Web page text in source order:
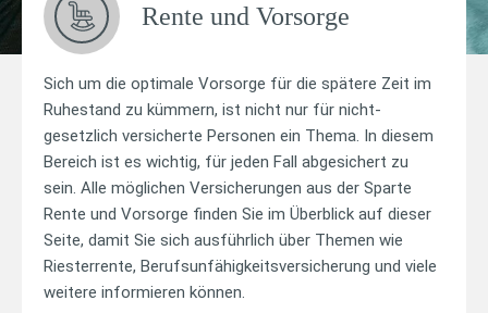
Rente und Vorsorge
Sich um die optimale Vorsorge für die spätere Zeit im
Ruhestand zu kümmern, ist nicht nur für nicht-
gesetzlich versicherte Personen ein Thema. In diesem
Bereich ist es wichtig, für jeden Fall abgesichert zu
sein. Alle möglichen Versicherungen aus der Sparte
Rente und Vorsorge finden Sie im Überblick auf dieser
Seite, damit Sie sich ausführlich über Themen wie
Riesterrente, Berufsunfähigkeitsversicherung und viele
weitere informieren können.